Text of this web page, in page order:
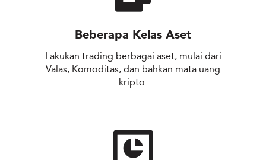
Beberapa Kelas Aset
Lakukan trading berbagai aset, mulai dari
Valas, Komoditas, dan bahkan mata uang
kripto.